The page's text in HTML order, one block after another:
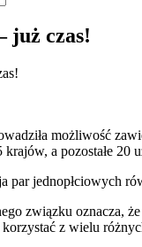
już czas!
możliwość
a pozostałe
par jednopłciowych
związku oznacza,
z wielu